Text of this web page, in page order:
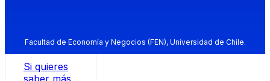
Facultad de Economía y Negocios (FEN), Universidad de Chile.
Si quieres
saber más